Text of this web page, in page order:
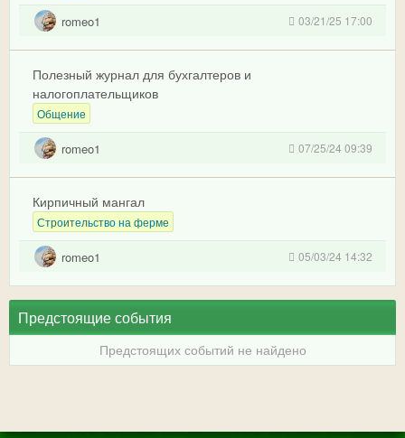
romeo1 03/21/25 17:00
Полезный журнал для бухгалтеров и
налогоплательщиков
Общение
romeo1 07/25/24 09:39
Кирпичный мангал
Строительство на ферме
romeo1 05/03/24 14:32
Предстоящие события
Предстоящих событий не найдено